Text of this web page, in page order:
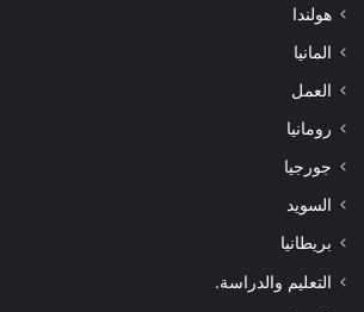
هولندا
المانيا
العمل
رومانيا
جورجيا
السويد
بريطانيا
التعليم والدراسة.